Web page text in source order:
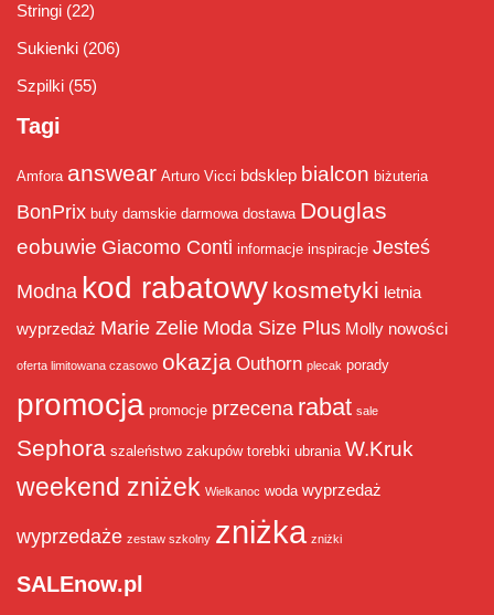
Stringi (22)
Sukienki (206)
Szpilki (55)
Tagi
Amfora answear Arturo Vicci bdsklep bialcon biżuteria
BonPrix buty damskie darmowa dostawa Douglas
eobuwie Giacomo Conti informacje inspiracje Jesteś
Modna kod rabatowy kosmetyki letnia
wyprzedaż Marie Zelie Moda Size Plus Molly nowości
oferta limitowana czasowo okazja Outhorn plecak porady
promocja promocje przecena rabat sale
Sephora szaleństwo zakupów torebki ubrania W.Kruk
weekend zniżek Wielkanoc woda wyprzedaż
wyprzedaże zestaw szkolny zniżka zniżki
SALEnow.pl